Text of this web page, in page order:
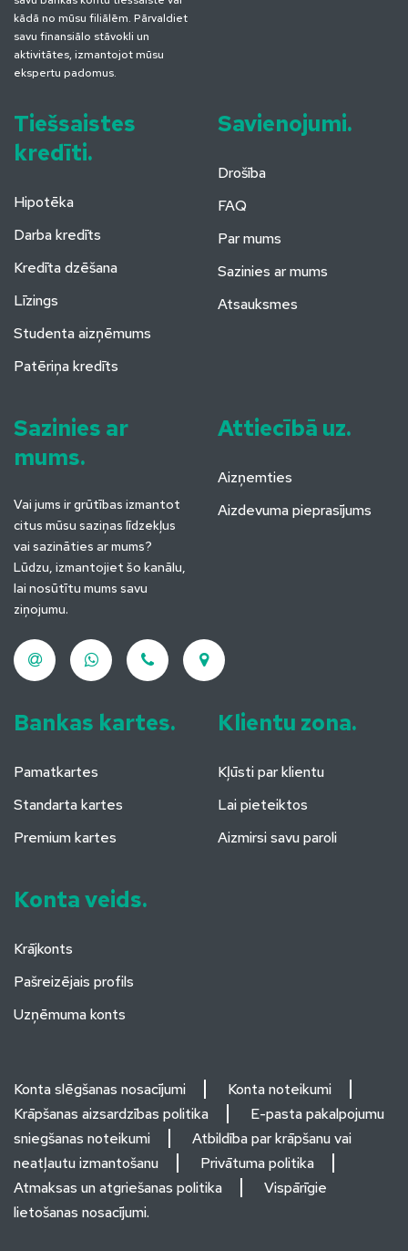
kādā no mūsu filiālēm. Pārvaldiet
savu finansiālo stāvokli un
aktivitātes, izmantojot mūsu
ekspertu padomus.
Tiešsaistes
kredīti.
Hipotēka
Darba kredīts
Kredīta dzēšana
Līzings
Studenta aizņēmums
Patēriņa kredīts
Savienojumi.
Drošība
FAQ
Par mums
Sazinies ar mums
Atsauksmes
Sazinies ar
mums.
Vai jums ir grūtības izmantot
citus mūsu saziņas līdzekļus
vai sazināties ar mums?
Lūdzu, izmantojiet šo kanālu,
lai nosūtītu mums savu
ziņojumu.
Attiecībā uz.
Aizņemties
Aizdevuma pieprasījums
Bankas kartes.
Pamatkartes
Standarta kartes
Premium kartes
Klientu zona.
Kļūsti par klientu
Lai pieteiktos
Aizmirsi savu paroli
Konta veids.
Krājkonts
Pašreizējais profils
Uzņēmuma konts
Konta slēgšanas nosacījumi
Konta noteikumi
Krāpšanas aizsardzības politika
E-pasta pakalpojumu
sniegšanas noteikumi
Atbildība par krāpšanu vai
neatļautu izmantošanu
Privātuma politika
Atmaksas un atgriešanas politika
Vispārīgie
lietošanas nosacījumi.